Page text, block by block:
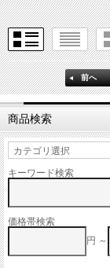
前へ
商品検索
キーワード検索
価格帯検索
円 ～